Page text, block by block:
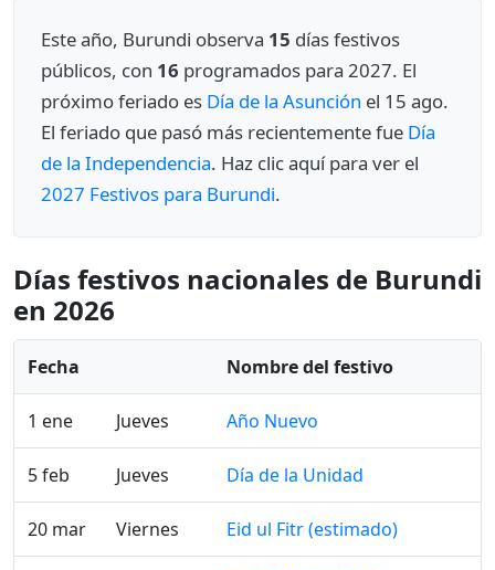
Este año, Burundi observa 15 días festivos
públicos, con 16 programados para 2027. El
próximo feriado es Día de la Asunción el 15 ago.
El feriado que pasó más recientemente fue Día
de la Independencia. Haz clic aquí para ver el
2027 Festivos para Burundi.
Días festivos nacionales de Burundi
en 2026
Fecha Nombre del festivo
1 ene Jueves Año Nuevo
5 feb Jueves Día de la Unidad
20 mar Viernes Eid ul Fitr (estimado)